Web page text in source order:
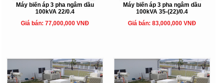
Máy biến áp 3 pha ngâm dầu
100kVA 22/0.4
Giá bán: 77,000,000 VNĐ
Máy biến áp 3 pha ngâm dầu
100kVA 35-(22)/0.4
Giá bán: 83,000,000 VNĐ